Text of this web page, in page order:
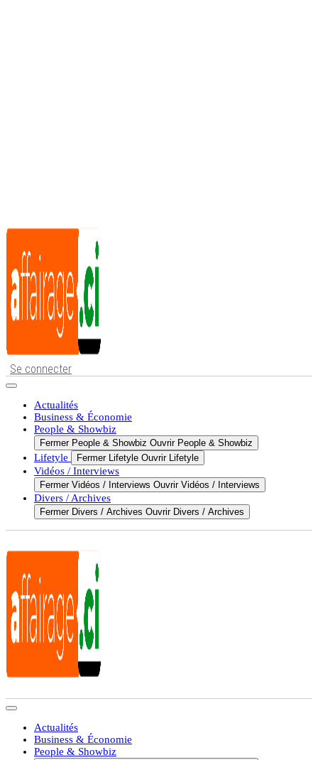
Se connecter
Actualités
Business & Économie
People & Showbiz
Fermer People & Showbiz Ouvrir People & Showbiz
Lifetyle Fermer Lifetyle Ouvrir Lifetyle
Vidéos / Interviews
Fermer Vidéos / Interviews Ouvrir Vidéos / Interviews
Divers / Archives
Fermer Divers / Archives Ouvrir Divers / Archives
Actualités
Business & Économie
People & Showbiz